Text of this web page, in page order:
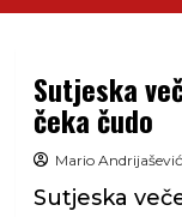
Sutjeska
čeka čudo
Mario Andrijašević
Sutjeska